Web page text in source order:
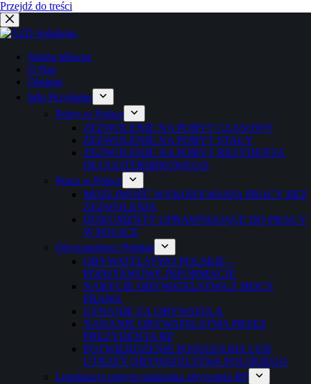
Przejdź do treści
Strona główna
O Nas
Obsługi
Info Przydatne
Pobyt w Polsce
ZEZWOLENIE NA POBYT CZASOWY
ZEZWOLENIE NA POBYT STAŁY
ZEZWOLENIE NA POBYT REZYDENTA
DŁUGOTERMINOWEGO
Praca w Polsce
MOŻLIWOŚĆ WYKONYWANIA PRACY BEZ
ZEZWOLENIA
DOKUMENTY UPRAWNIAJĄCE DO PRACY
W POLSCE
Obywatelstwo Polskie
OBYWATELSTWO POLSKIE –
PODSTAWOWE INFORMACJE
NABYCIE OBYWATELSTWA Z MOCY
PRAWA
UZNANIE ZA OBYWATELA
NADANIE OBYWATELSTWA PRZEZ
PREZYDENTA RP
POTWIERDZENIE POSIADANIA LUB
UTRATY OBYWATELSTWA POLSKIEGO
Legalizacja pobytu małżonka obywatela RP